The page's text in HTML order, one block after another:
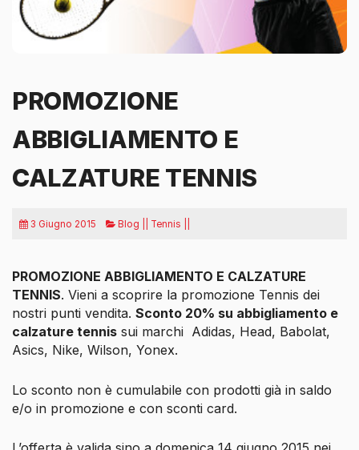
PROMOZIONE
ABBIGLIAMENTO E
CALZATURE TENNIS
3 Giugno 2015 Blog || Tennis ||
PROMOZIONE ABBIGLIAMENTO E CALZATURE
TENNIS. Vieni a scoprire la promozione Tennis dei
nostri punti vendita. Sconto 20% su abbigliamento e
calzature tennis sui marchi Adidas, Head, Babolat,
Asics, Nike, Wilson, Yonex.
Lo sconto non è cumulabile con prodotti già in saldo
e/o in promozione e con sconti card.